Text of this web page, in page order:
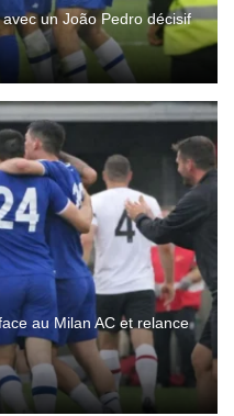
un João Pedro décisif
au Milan AC et relance